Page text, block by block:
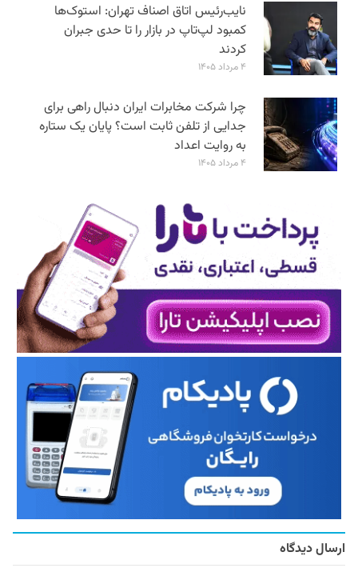
نایب‌رئیس اتاق اصناف تهران: استوک‌ها
کمبود لپ‌تاپ در بازار را تا حدی جبران
کردند
۴ مرداد ۱۴۰۵
چرا شرکت مخابرات ایران دنبال راهی برای
جدایی از تلفن ثابت است؟ پایان یک ستاره
به روایت اعداد
۴ مرداد ۱۴۰۵
ارسال دیدگاه